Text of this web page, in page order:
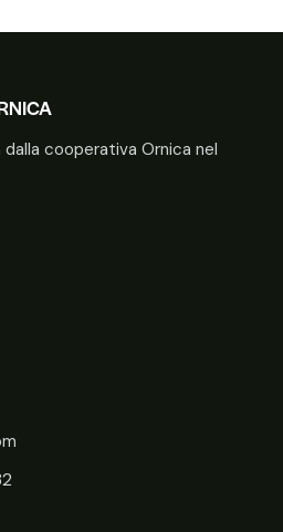
cooperativa Ornica nel